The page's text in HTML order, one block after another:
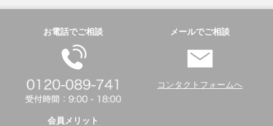
お電話でご相談 メールでご相談
コンタクトフォームへ
会員メリット